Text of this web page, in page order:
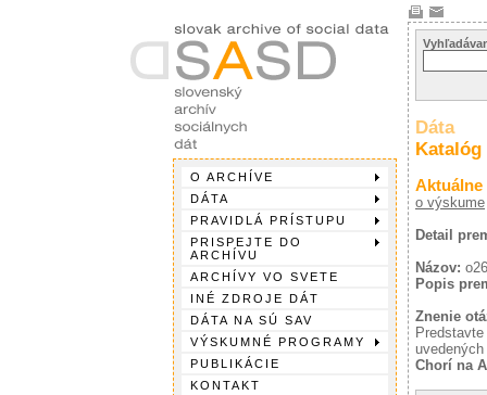
O ARCHÍVE
DÁTA
PRAVIDLÁ PRÍSTUPU
PRISPEJTE DO
ARCHÍVU
ARCHÍVY VO SVETE
INÉ ZDROJE DÁT
DÁTA NA SÚ SAV
VÝSKUMNÉ PROGRAMY
PUBLIKÁCIE
KONTAKT
Dáta
Katalóg
Aktuálne
o výskume
Detail
Názov:
Popis
Znenie
Chorí na